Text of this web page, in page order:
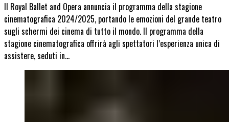
Il Royal Ballet and Opera annuncia il programma della stagione
cinematografica 2024/2025, portando le emozioni del grande teatro
sugli schermi dei cinema di tutto il mondo. Il programma della
stagione cinematografica offrirà agli spettatori l’esperienza unica di
assistere, seduti in…